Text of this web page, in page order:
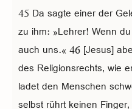
45 Da sagte einer der
zu ihm: »Lehrer! Wenn
auch uns.« 46 [Jesus]
des Religionsrechts, wie
ladet den Menschen
selbst rührt keinen